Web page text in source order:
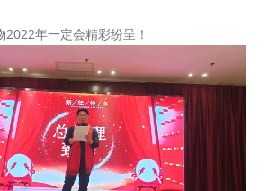
年一定会精彩纷呈！